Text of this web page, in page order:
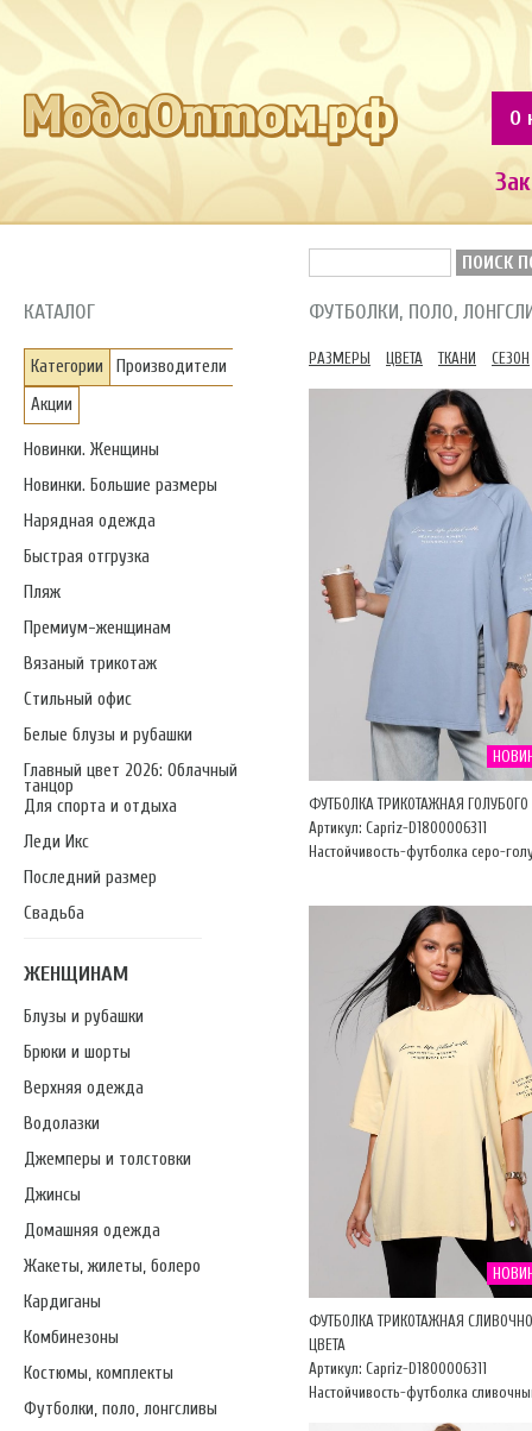
О
ПОИСК
КАТАЛОГ
Категории
Производители
Акции
Новинки. Женщины
Новинки. Большие размеры
Нарядная одежда
Быстрая отгрузка
Пляж
Премиум-женщинам
Вязаный трикотаж
Стильный офис
Белые блузы и рубашки
Главный цвет 2026: Облачный
танцор
Для спорта и отдыха
Леди Икс
Последний размер
Свадьба
ЖЕНЩИНАМ
Блузы и рубашки
Брюки и шорты
Верхняя одежда
Водолазки
Джемперы и толстовки
Джинсы
Домашняя одежда
Жакеты, жилеты, болеро
Кардиганы
Комбинезоны
Костюмы, комплекты
Футболки, поло, лонгсливы
ФУТБОЛКИ, ПОЛО,
РАЗМЕРЫ ЦВЕТА ТКАНИ СЕЗОН
ФУТБОЛКА ТРИКОТАЖНАЯ ГОЛУБОГО
Артикул: Capriz-D1800006311
Настойчивость-футболка серо-
ФУТБОЛКА ТРИКОТАЖНАЯ
ЦВЕТА
Артикул: Capriz-D1800006311
Настойчивость-футболка